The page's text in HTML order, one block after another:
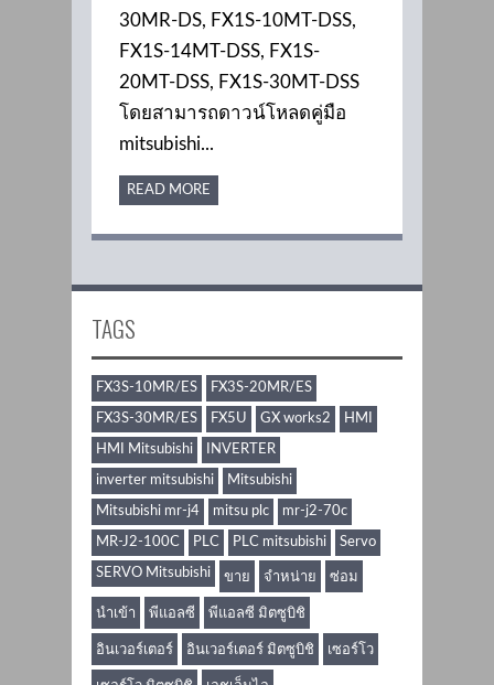
30MR-DS, FX1S-10MT-DSS,
FX1S-14MT-DSS, FX1S-
20MT-DSS, FX1S-30MT-DSS
โดยสามารถดาวน์โหลดคู่มือ
mitsubishi...
READ MORE
TAGS
FX3S-10MR/ES FX3S-20MR/ES
FX3S-30MR/ES FX5U GX works2 HMI
HMI Mitsubishi INVERTER
inverter mitsubishi Mitsubishi
Mitsubishi mr-j4 mitsu plc mr-j2-70c
MR-J2-100C PLC PLC mitsubishi Servo
SERVO Mitsubishi ขาย จำหน่าย ซ่อม
นำเข้า พีแอลซี พีแอลซี มิตซูบิชิ
อินเวอร์เตอร์ อินเวอร์เตอร์ มิตซูบิชิ เซอร์โว